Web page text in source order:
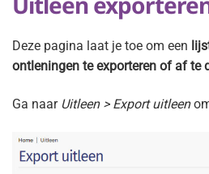
Deze pagina laat je toe om een
ontleningen te exporteren of af te
Ga naar Uitleen > Export uitleen